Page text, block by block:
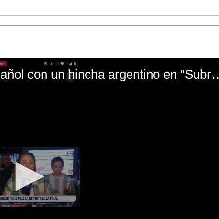
El mal momento de